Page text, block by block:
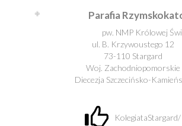
Parafia
pw. NMP Królowej
ul. B. Krzywoustego 12
73-110 Stargard
Woj. Zachodniopomorskie
Diecezja Szczecińsko-
KolegiataStargard/